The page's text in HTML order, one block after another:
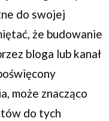
do swojej
że budowanie
bloga lub kanał
może znacząco
do tych